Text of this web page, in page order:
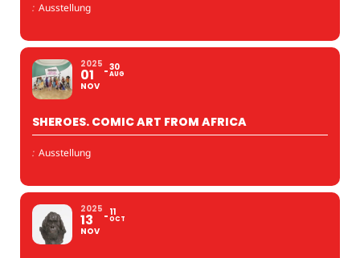
: Ausstellung
2025
01
NOV
30
AUG
SHEROES. COMIC ART FROM AFRICA
: Ausstellung
2025
13
NOV
11
OCT